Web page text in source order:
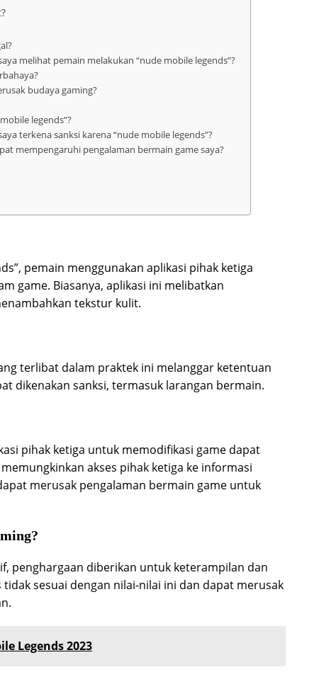
melihat pemain melakukan “nude mobile legends”?
budaya gaming?
legends”?
terkena sanksi karena “nude mobile legends”?
mempengaruhi pengalaman bermain game saya?
pemain menggunakan aplikasi pihak ketiga
game. Biasanya, aplikasi ini melibatkan
tekstur kulit.
terlibat dalam praktek ini melanggar ketentuan
dikenakan sanksi, termasuk larangan bermain.
pihak ketiga untuk memodifikasi game dapat
akses pihak ketiga ke informasi
merusak pengalaman bermain game untuk
penghargaan diberikan untuk keterampilan dan
tidak sesuai dengan nilai-nilai ini dan dapat merusak
Legends 2023